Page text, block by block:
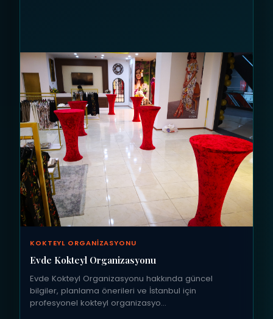
KOKTEYL ORGANIZASYONU
Evde Kokteyl Organizasyonu
Evde Kokteyl Organizasyonu hakkında güncel
bilgiler, planlama önerileri ve İstanbul için
profesyonel kokteyl organizasyo…